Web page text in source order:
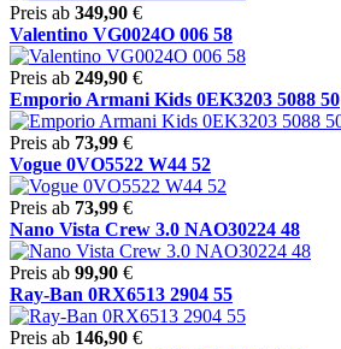
Preis ab 349,90 €
Valentino VG0024O 006 58
Preis ab 249,90 €
Emporio Armani Kids 0EK3203 5088 50
Preis ab 73,99 €
Vogue 0VO5522 W44 52
Preis ab 73,99 €
Nano Vista Crew 3.0 NAO30224 48
Preis ab 99,90 €
Ray-Ban 0RX6513 2904 55
Preis ab 146,90 €